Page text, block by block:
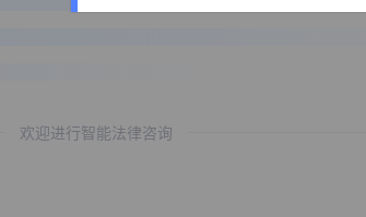
欢迎进行智能法律咨询